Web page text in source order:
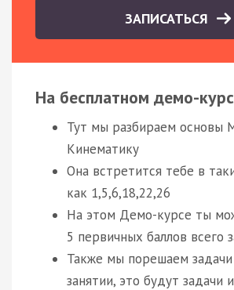
ЗАПИСАТЬСЯ
На бесплатном демо-
Тут мы разбираем основы
Кинематику
Она встретится тебе в
как 1,5,6,18,22,26
На этом Демо-курсе ты
5 первичных баллов всего
Также мы порешаем
занятии, это будут задачи